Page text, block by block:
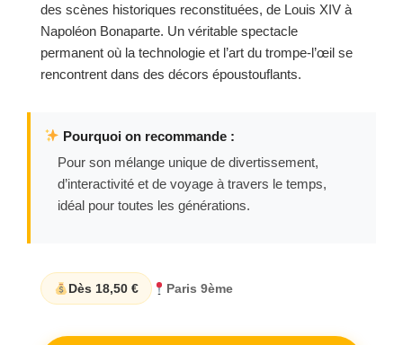
des scènes historiques reconstituées, de Louis XIV à
Napoléon Bonaparte. Un véritable spectacle
permanent où la technologie et l’art du trompe-l’œil se
rencontrent dans des décors époustouflants.
Pourquoi on recommande :
Pour son mélange unique de divertissement,
d’interactivité et de voyage à travers le temps,
idéal pour toutes les générations.
Dès 18,50 € Paris 9ème